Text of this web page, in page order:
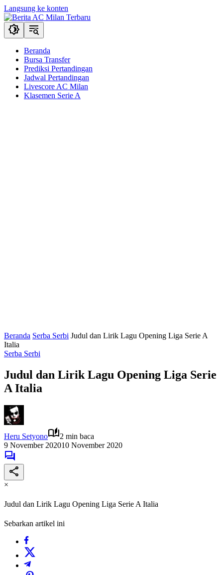
Langsung ke konten
Beranda
Bursa Transfer
Prediksi Pertandingan
Jadwal Pertandingan
Livescore AC Milan
Klasemen Serie A
Beranda Serba Serbi Judul dan Lirik Lagu Opening Liga Serie A
Italia
Serba Serbi
Judul dan Lirik Lagu Opening Liga Serie
A Italia
Heru Setyono
2 min baca
9 November 202010 November 2020
×
Judul dan Lirik Lagu Opening Liga Serie A Italia
Sebarkan artikel ini